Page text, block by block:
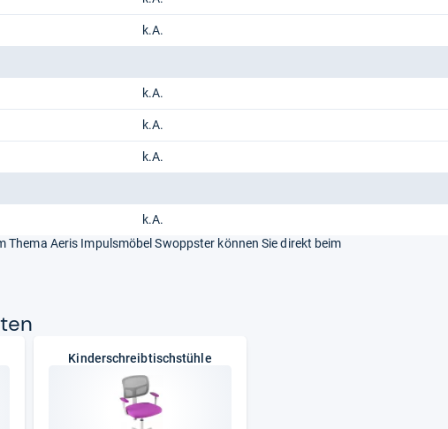
k.A.
k.A.
k.A.
k.A.
k.A.
Aeris Impulsmöbel Swoppster können Sie direkt beim
Kinderschreibtischstühle